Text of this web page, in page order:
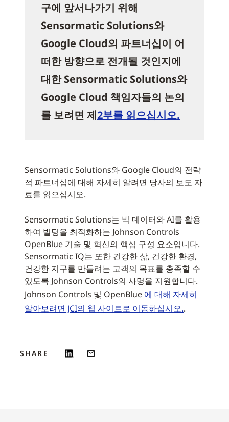
구에 앞서나가기 위해
Sensormatic Solutions와
Google Cloud의 파트너십이 어
떠한 방향으로 전개될 것인지에
대한 Sensormatic Solutions와
Google Cloud 책임자들의 논의
를 보려면 제2부를 읽으십시오.
Sensormatic Solutions와 Google Cloud의 전략
적 파트너십에 대해 자세히 알려면 당사의 보도 자
료를 읽으십시오.
Sensormatic Solutions는 빅 데이터와 AI를 활용
하여 빌딩을 최적화하는 Johnson Controls
OpenBlue 기술 및 혁신의 핵심 구성 요소입니다.
Sensormatic IQ는 또한 건강한 삶, 건강한 환경,
건강한 지구를 만들려는 고객의 목표를 충족할 수
있도록 Johnson Controls의 사명을 지원합니다.
Johnson Controls 및 OpenBlue 에 대해 자세히
알아보려면 JCI의 웹 사이트로 이동하십시오..
SHARE